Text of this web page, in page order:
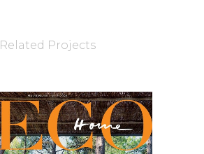
Related Projects